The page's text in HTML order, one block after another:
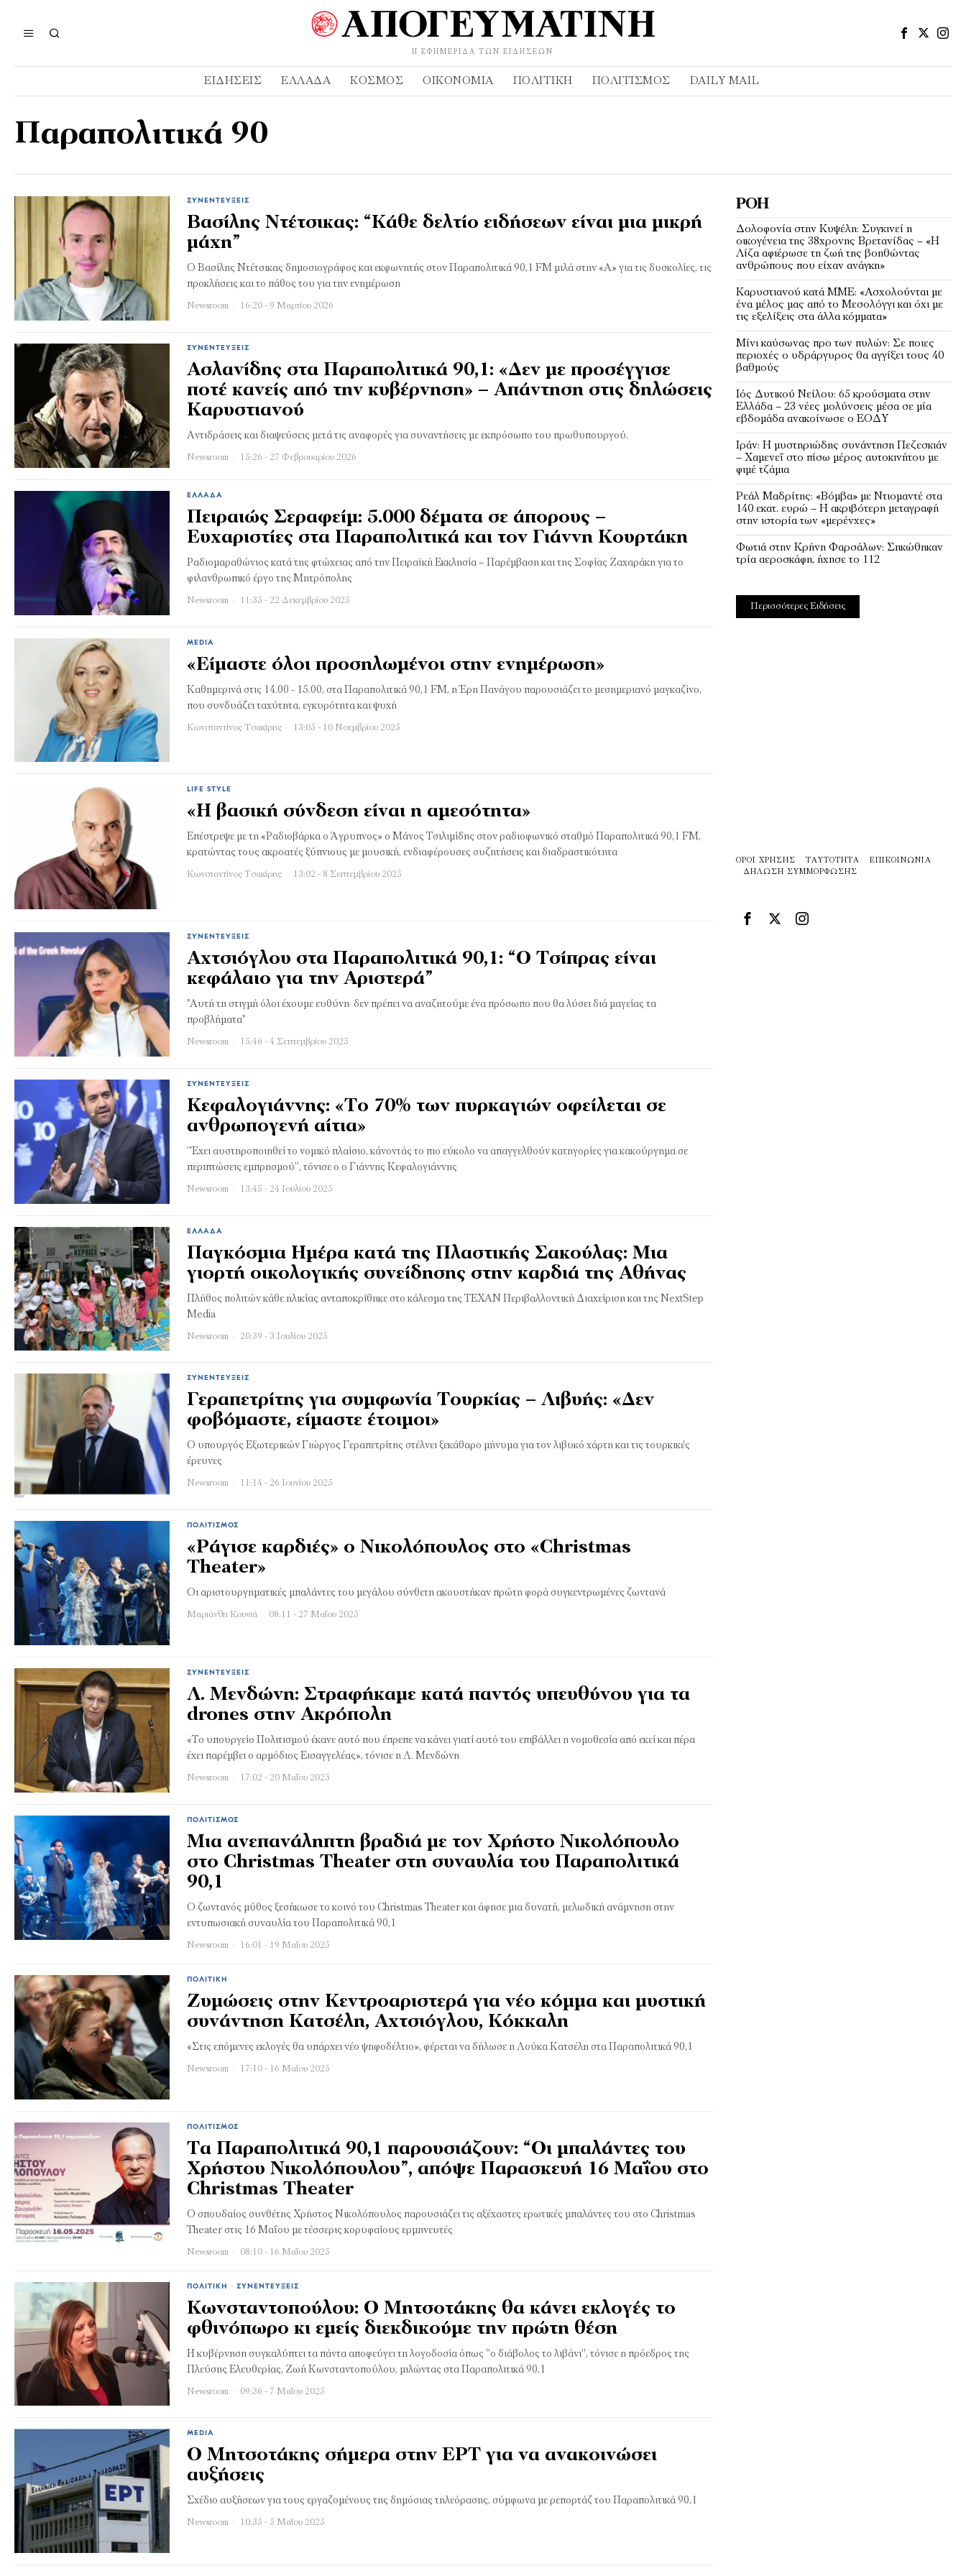
Η ΕΦΗΜΕΡΊΔΑ ΤΩΝ ΕΙΔΉΣΕΩΝ
ΕΙΔΉΣΕΙΣ ΕΛΛΆΔΑ ΚΌΣΜΟΣ ΟΙΚΟΝΟΜΊΑ ΠΟΛΙΤΙΚΉ ΠΟΛΙΤΙΣΜΌΣ DAILY MAIL
Παραπολιτικά 90
ΣΥΝΕΝΤΕΎΞΕΙΣ
Βασίλης Ντέτσικας: “Κάθε δελτίο ειδήσεων είναι μια μικρή
μάχη”
Ο Βασίλης Ντέτσικας δημοσιογράφος και εκφωνητής στον Παραπολιτικά 90,1 FM μιλά στην «Α» για τις δυσκολίες, τις
προκλήσεις και το πάθος του για την ενημέρωση
Newsroom 16:20 - 9 Μαρτίου 2026
ΣΥΝΕΝΤΕΎΞΕΙΣ
Ασλανίδης στα Παραπολιτικά 90,1: «Δεν με προσέγγισε
ποτέ κανείς από την κυβέρνηση» – Απάντηση στις δηλώσεις
Καρυστιανού
Αντιδράσεις και διαψεύσεις μετά τις αναφορές για συναντήσεις με εκπρόσωπο του πρωθυπουργού.
Newsroom 15:26 - 27 Φεβρουαρίου 2026
ΕΛΛΆΔΑ
Πειραιώς Σεραφείμ: 5.000 δέματα σε άπορους –
Ευχαριστίες στα Παραπολιτικά και τον Γιάννη Κουρτάκη
Ραδιομαραθώνιος κατά της φτώχειας από την Πειραϊκή Εκκλησία – Παρέμβαση και της Σοφίας Ζαχαράκη για το
φιλανθρωπικό έργο της Μητρόπολης
Newsroom 11:35 - 22 Δεκεμβρίου 2025
MEDIA
«Είμαστε όλοι προσηλωμένοι στην ενημέρωση»
Καθημερινά στις 14.00 - 15.00, στα Παραπολιτικά 90,1 FM, η Έρη Πανάγου παρουσιάζει το μεσημεριανό μαγκαζίνο,
που συνδυάζει ταχύτητα, εγκυρότητα και ψυχή
Κωνσταντίνος Τσακίρης 13:05 - 10 Νοεμβρίου 2025
LIFE STYLE
«Η βασική σύνδεση είναι η αμεσότητα»
Επέστρεψε με τη «Ραδιοβάρκα ο Άγρυπνος» ο Μάνος Τσιλιμίδης στον ραδιοφωνικό σταθμό Παραπολιτικά 90,1 FM,
κρατώντας τους ακροατές ξύπνιους με μουσική, ενδιαφέρουσες συζητήσεις και διαδραστικότητα
Κωνσταντίνος Τσακίρης 13:02 - 8 Σεπτεμβρίου 2025
ΣΥΝΕΝΤΕΎΞΕΙΣ
Αχτσιόγλου στα Παραπολιτικά 90,1: “Ο Τσίπρας είναι
κεφάλαιο για την Αριστερά”
"Αυτή τη στιγμή όλοι έχουμε ευθύνη· δεν πρέπει να αναζητούμε ένα πρόσωπο που θα λύσει διά μαγείας τα
προβλήματα"
Newsroom 15:46 - 4 Σεπτεμβρίου 2025
ΣΥΝΕΝΤΕΎΞΕΙΣ
Κεφαλογιάννης: «Το 70% των πυρκαγιών οφείλεται σε
ανθρωπογενή αίτια»
’’Έχει αυστηροποιηθεί το νομικό πλαίσιο, κάνοντάς το πιο εύκολο να απαγγελθούν κατηγορίες για κακούργημα σε
περιπτώσεις εμπρησμού’’, τόνισε ο ο Γιάννης Κεφαλογιάννης
Newsroom 13:45 - 24 Ιουλίου 2025
ΕΛΛΆΔΑ
Παγκόσμια Ημέρα κατά της Πλαστικής Σακούλας: Μια
γιορτή οικολογικής συνείδησης στην καρδιά της Αθήνας
Πλήθος πολιτών κάθε ηλικίας ανταποκρίθηκε στο κάλεσμα της TEXAN Περιβαλλοντική Διαχείριση και της NextStep
Media
Newsroom 20:39 - 3 Ιουλίου 2025
ΣΥΝΕΝΤΕΎΞΕΙΣ
Γεραπετρίτης για συμφωνία Τουρκίας – Λιβυής: «Δεν
φοβόμαστε, είμαστε έτοιμοι»
Ο υπουργός Εξωτερικών Γιώργος Γεραπετρίτης στέλνει ξεκάθαρο μήνυμα για τον λιβυκό χάρτη και τις τουρκικές
έρευνες
Newsroom 11:14 - 26 Ιουνίου 2025
ΠΟΛΙΤΙΣΜΌΣ
«Ράγισε καρδιές» ο Νικολόπουλος στο «Christmas
Theater»
Oι αριστουργηματικές μπαλάντες του μεγάλου σύνθετη ακουστήκαν πρώτη φορά συγκεντρωμένες ζωντανά
Μαριάνθη Κουνιά 08:11 - 27 Μαΐου 2025
ΣΥΝΕΝΤΕΎΞΕΙΣ
Λ. Μενδώνη: Στραφήκαμε κατά παντός υπευθύνου για τα
drones στην Ακρόπολη
«Το υπουργείο Πολιτισμού έκανε αυτό που έπρεπε να κάνει γιατί αυτό του επιβάλλει η νομοθεσία από εκεί και πέρα
έχει παρέμβει ο αρμόδιος Εισαγγελέας», τόνισε η Λ. Μενδώνη
Newsroom 17:02 - 20 Μαΐου 2025
ΠΟΛΙΤΙΣΜΌΣ
Μια ανεπανάληπτη βραδιά με τον Χρήστο Νικολόπουλο
στο Christmas Theater στη συναυλία του Παραπολιτικά
90,1
Ο ζωντανός μύθος ξεσήκωσε το κοινό του Christmas Theater και άφησε μια δυνατή, μελωδική ανάμνηση στην
εντυπωσιακή συναυλία του Παραπολιτικά 90,1
Newsroom 16:01 - 19 Μαΐου 2025
ΠΟΛΙΤΙΚΉ
Ζυμώσεις στην Κεντροαριστερά για νέο κόμμα και μυστική
συνάντηση Κατσέλη, Αχτσιόγλου, Κόκκαλη
«Στις επόμενες εκλογές θα υπάρχει νέο ψηφοδέλτιο», φέρεται να δήλωσε η Λούκα Κατσέλη στα Παραπολιτικά 90,1
Newsroom 17:10 - 16 Μαΐου 2025
ΠΟΛΙΤΙΣΜΌΣ
Τα Παραπολιτικά 90,1 παρουσιάζουν: “Οι μπαλάντες του
Χρήστου Νικολόπουλου”, απόψε Παρασκευή 16 Μαΐου στο
Christmas Theater
Ο σπουδαίος συνθέτης Χρήστος Νικολόπουλος παρουσιάζει τις αξέχαστες ερωτικές μπαλάντες του στο Christmas
Theater στις 16 Μαΐου με τέσσερις κορυφαίους ερμηνευτές
Newsroom 08:10 - 16 Μαΐου 2025
ΠΟΛΙΤΙΚΉ · ΣΥΝΕΝΤΕΎΞΕΙΣ
Κωνσταντοπούλου: Ο Μητσοτάκης θα κάνει εκλογές το
φθινόπωρο κι εμείς διεκδικούμε την πρώτη θέση
Η κυβέρνηση συγκαλύπτει τα πάντα αποφεύγει τη λογοδοσία όπως ''ο διάβολος το λιβάνι'', τόνισε η πρόεδρος της
Πλεύσης Ελευθερίας, Ζωή Κωνσταντοπούλου, μιλώντας στα Παραπολιτικά 90,1
Newsroom 09:36 - 7 Μαΐου 2025
MEDIA
Ο Μητσοτάκης σήμερα στην ΕΡΤ για να ανακοινώσει
αυξήσεις
Σχέδιο αυξήσεων για τους εργαζομένους της δημόσιας τηλεόρασης, σύμφωνα με ρεπορτάζ του Παραπολιτικά 90,1
Newsroom 10:35 - 5 Μαΐου 2025
ΡΟΉ
Δολοφονία στην Κυψέλη: Συγκινεί η
οικογένεια της 38χρονης Βρετανίδας – «Η
Λίζα αφιέρωσε τη ζωή της βοηθώντας
ανθρώπους που είχαν ανάγκη»
Καρυστιανού κατά ΜΜΕ: «Ασχολούνται με
ένα μέλος μας από το Μεσολόγγι και όχι με
τις εξελίξεις στα άλλα κόμματα»
Μίνι καύσωνας προ των πυλών: Σε ποιες
περιοχές ο υδράργυρος θα αγγίξει τους 40
βαθμούς
Ιός Δυτικού Νείλου: 65 κρούσματα στην
Ελλάδα – 23 νέες μολύνσεις μέσα σε μία
εβδομάδα ανακοίνωσε ο ΕΟΔΥ
Ιράν: Η μυστηριώδης συνάντηση Πεζεσκιάν
– Χαμενεΐ στο πίσω μέρος αυτοκινήτου με
φιμέ τζάμια
Ρεάλ Μαδρίτης: «Βόμβα» με Ντιομαντέ στα
140 εκατ. ευρώ – Η ακριβότερη μεταγραφή
στην ιστορία των «μερένχες»
Φωτιά στην Κρήνη Φαρσάλων: Σηκώθηκαν
τρία αεροσκάφη, ήχησε το 112
Περισσότερες Ειδήσεις
ΌΡΟΙ ΧΡΉΣΗΣ ΤΑΥΤΌΤΗΤΑ
ΕΠΙΚΟΙΝΩΝΊΑ
ΔΉΛΩΣΗ ΣΥΜΜΌΡΦΩΣΗΣ